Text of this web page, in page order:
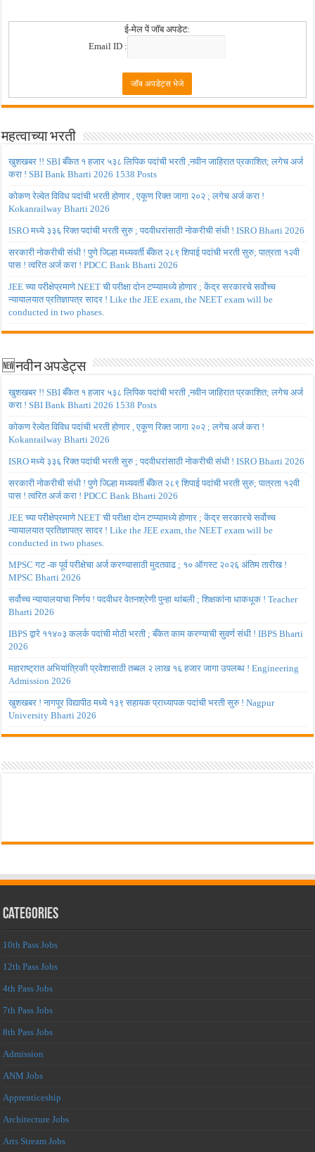
ई-मेल पें जॉब अपडेट:
Email ID :
महत्वाच्या भरती
खुशखबर !! SBI बँकेत १ हजार ५३८ लिपिक पदांची भरती ,नवीन जाहिरात प्रकाशित; लगेच अर्ज
करा ! SBI Bank Bharti 2026 1538 Posts
कोकण रेल्वेत विविध पदांची भरती होणार , एकूण रिक्त जागा २०२ ; लगेच अर्ज करा !
Kokanrailway Bharti 2026
ISRO मध्ये ३३६ रिक्त पदांची भरती सुरु ; पदवीधरांसाठी नोकरीची संधी ! ISRO Bharti 2026
सरकारी नोकरीची संधी ! पुणे जिल्हा मध्यवर्ती बँकेत २८९ शिपाई पदांची भरती सुरु; पात्रता १२वी
पास ! त्वरित अर्ज करा ! PDCC Bank Bharti 2026
JEE च्या परीक्षेप्रमाणे NEET ची परीक्षा दोन टप्प्यामध्ये होणार ; केंद्र सरकारचे सर्वोच्च
न्यायालयात प्रतिज्ञापत्र सादर ! Like the JEE exam, the NEET exam will be
conducted in two phases.
🆕नवीन अपडेट्स
खुशखबर !! SBI बँकेत १ हजार ५३८ लिपिक पदांची भरती ,नवीन जाहिरात प्रकाशित; लगेच अर्ज
करा ! SBI Bank Bharti 2026 1538 Posts
कोकण रेल्वेत विविध पदांची भरती होणार , एकूण रिक्त जागा २०२ ; लगेच अर्ज करा !
Kokanrailway Bharti 2026
ISRO मध्ये ३३६ रिक्त पदांची भरती सुरु ; पदवीधरांसाठी नोकरीची संधी ! ISRO Bharti 2026
सरकारी नोकरीची संधी ! पुणे जिल्हा मध्यवर्ती बँकेत २८९ शिपाई पदांची भरती सुरु; पात्रता १२वी
पास ! त्वरित अर्ज करा ! PDCC Bank Bharti 2026
JEE च्या परीक्षेप्रमाणे NEET ची परीक्षा दोन टप्प्यामध्ये होणार ; केंद्र सरकारचे सर्वोच्च
न्यायालयात प्रतिज्ञापत्र सादर ! Like the JEE exam, the NEET exam will be
conducted in two phases.
MPSC गट -क पूर्व परीक्षेचा अर्ज करण्यासाठी मुदतवाढ ; १० ऑगस्ट २०२६ अंतिम तारीख !
MPSC Bharti 2026
सर्वोच्च न्यायालयाचा निर्णय ! पदवीधर वेतनश्रेणी पुन्हा थांबली ; शिक्षकांना धाकधूक ! Teacher
Bharti 2026
IBPS द्वारे ११४०३ कलर्क पदांची मोठी भरती ; बँकेत काम करण्याची सुवर्ण संधी ! IBPS Bharti
2026
महाराष्ट्रात अभियांत्रिकी प्रवेशासाठी तब्बल २ लाख १६ हजार जागा उपलब्ध ! Engineering
Admission 2026
खुशखबर ! नागपूर विद्यापीठ मध्ये १३९ सहायक प्राध्यापक पदांची भरती सुरु ! Nagpur
University Bharti 2026
Categories
10th Pass Jobs
12th Pass Jobs
4th Pass Jobs
7th Pass Jobs
8th Pass Jobs
Admission
ANM Jobs
Apprenticeship
Architecture Jobs
Arts Stream Jobs